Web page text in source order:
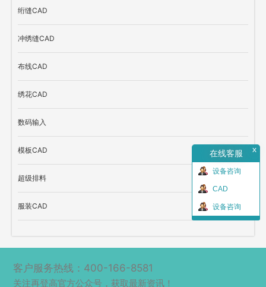
在线客服 x
设备咨询
CAD
设备咨询
绗缝CAD
冲绣缝CAD
布线CAD
绣花CAD
数码输入
模板CAD
超级排料
服装CAD
客户服务热线：400-166-8581
关注再登高官方公众号，获取最新资讯！